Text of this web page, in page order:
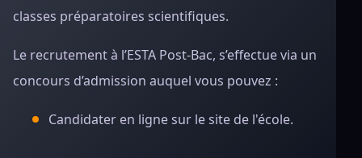
classes préparatoires scientifiques.
Le recrutement à l’ESTA Post-Bac, s’effectue via un
concours d’admission auquel vous pouvez :
Candidater en ligne sur le site de l'école.